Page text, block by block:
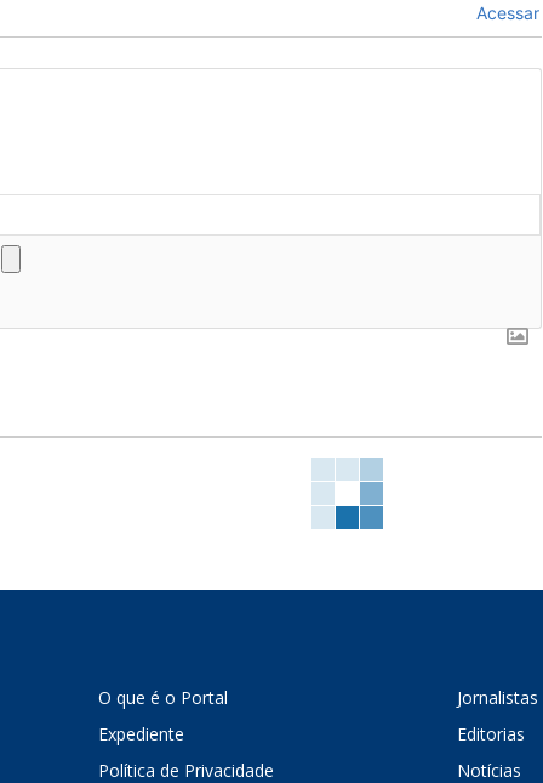
Acessar
O que é o Portal
Expediente
Política de Privacidade
Jornalistas
Editorias
Notícias